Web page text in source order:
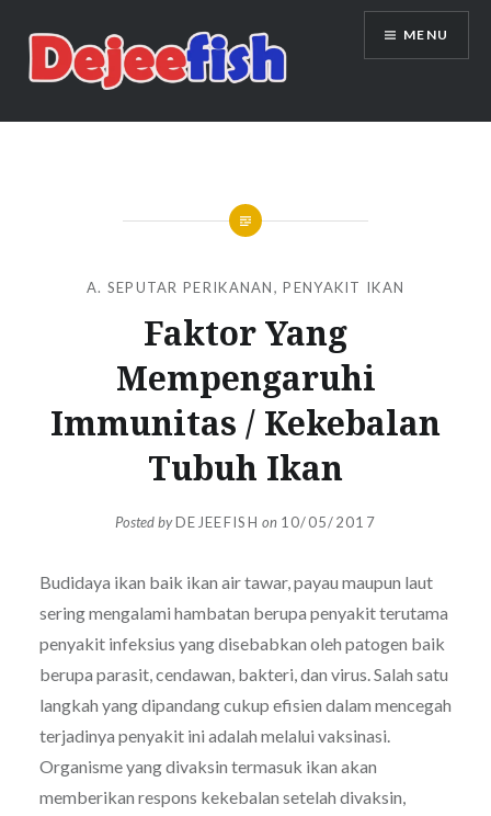
content
DEJEEFISH | PRODUSEN BENIH
MENU
A. SEPUTAR PERIKANAN,PENYAKIT IKAN
Faktor Yang
Mempengaruhi
Immunitas / Kekebalan
Tubuh Ikan
Posted byDEJEEFISH on 10/05/2017
Budidaya ikan baik ikan air tawar, payau maupun laut
sering mengalami hambatan berupa penyakit terutama
penyakit infeksius yang disebabkan oleh patogen baik
berupa parasit, cendawan, bakteri, dan virus. Salah satu
langkah yang dipandang cukup efisien dalam mencegah
terjadinya penyakit ini adalah melalui vaksinasi.
Organisme yang divaksin termasuk ikan akan
memberikan respons kekebalan setelah divaksin,